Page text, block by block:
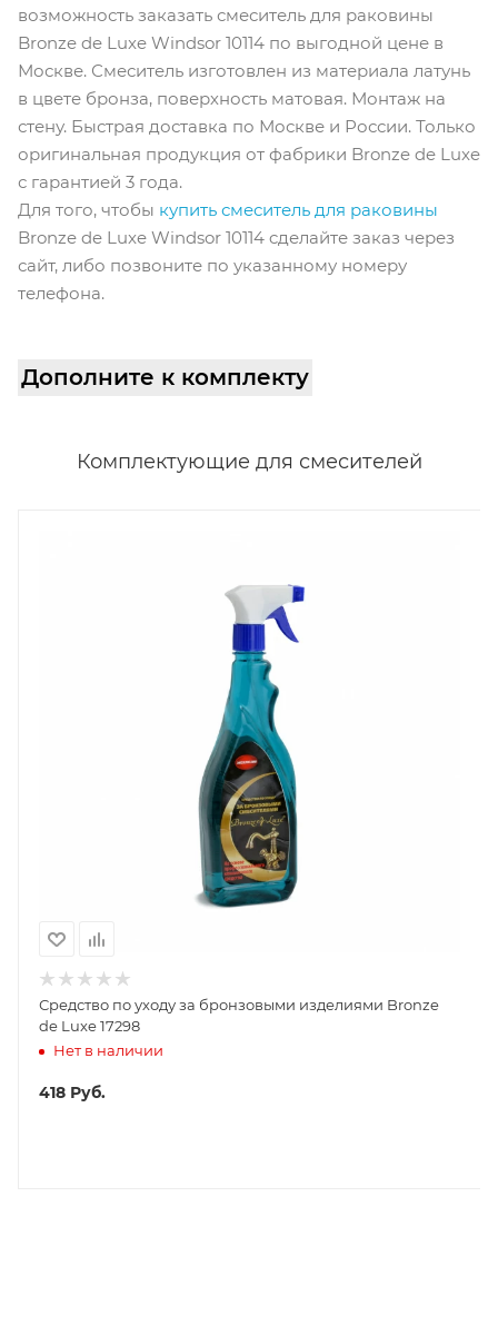
возможность заказать смеситель для раковины
Bronze de Luxe Windsor 10114 по выгодной цене в
Москве. Смеситель изготовлен из материала латунь
в цвете бронза, поверхность матовая. Монтаж на
стену. Быстрая доставка по Москве и России. Только
оригинальная продукция от фабрики Bronze de Luxe
с гарантией 3 года.
Для того, чтобы купить смеситель для раковины
Bronze de Luxe Windsor 10114 cделайте заказ через
сайт, либо позвоните по указанному номеру
телефона.
Дополните к комплекту
Комплектующие для смесителей
Средство по уходу за бронзовыми изделиями Bronze
de Luxe 17298
Нет в наличии
418 Руб.